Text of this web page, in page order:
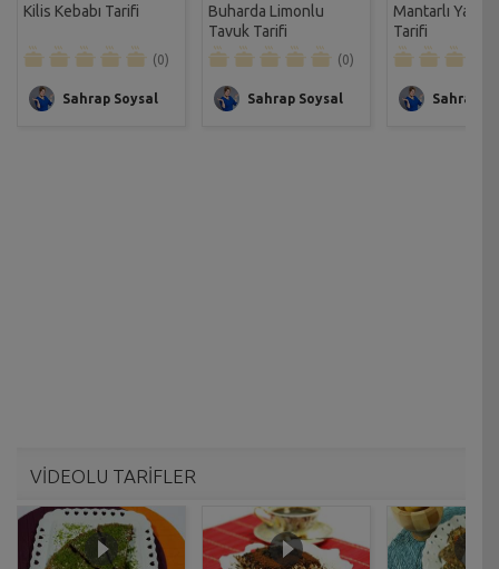
Kilis Kebabı Tarifi
(0)
Sahrap Soysal
Buharda Limonlu
Tavuk Tarifi
(0)
Sahrap Soysal
Mantarlı Yaz
Tarifi
Sahrap
VİDEOLU TARİFLER